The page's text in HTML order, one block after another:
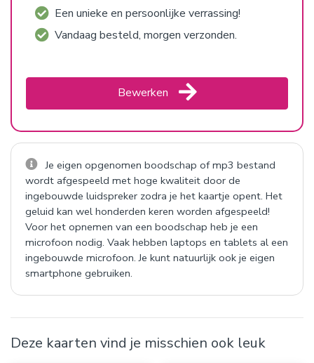
Een unieke en persoonlijke verrassing!
Vandaag besteld, morgen verzonden.
Bewerken
Je eigen opgenomen boodschap of mp3 bestand
wordt afgespeeld met hoge kwaliteit door de
ingebouwde luidspreker zodra je het kaartje opent. Het
geluid kan wel honderden keren worden afgespeeld!
Voor het opnemen van een boodschap heb je een
microfoon nodig. Vaak hebben laptops en tablets al een
ingebouwde microfoon. Je kunt natuurlijk ook je eigen
smartphone gebruiken.
Deze kaarten vind je misschien ook leuk